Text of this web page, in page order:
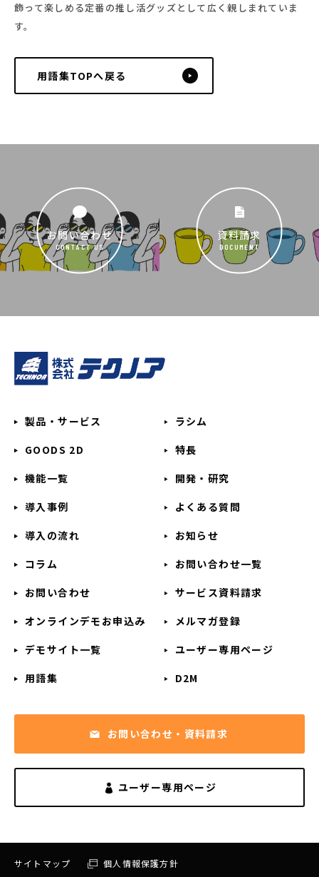
飾って楽しめる定番の推し活グッズとして広く親しまれていま
す。
用語集TOPへ戻る
お問い合わせ
CONTACT US
資料請求
DOCUMENT
製品・サービス
ラシム
GOODS 2D
特長
機能一覧
開発・研究
導入事例
よくある質問
導入の流れ
お知らせ
コラム
お問い合わせ一覧
お問い合わせ
サービス資料請求
オンラインデモお申込み
メルマガ登録
デモサイト一覧
ユーザー専用ページ
用語集
D2M
お問い合わせ・資料請求
ユーザー専用ページ
サイトマップ 個人情報保護方針